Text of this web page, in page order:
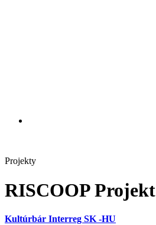
Projekty
RISCOOP Projekt
Kultúrbár Interreg SK -HU